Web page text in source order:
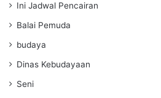
Ini Jadwal Pencairan
Balai Pemuda
budaya
Dinas Kebudayaan
Seni